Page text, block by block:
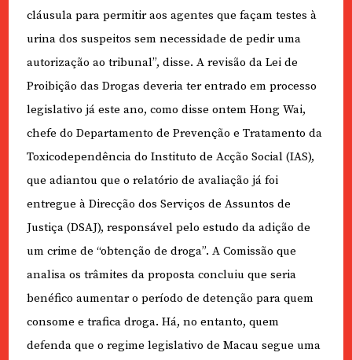
cláusula para permitir aos agentes que façam testes à
urina dos suspeitos sem necessidade de pedir uma
autorização ao tribunal”, disse. A revisão da Lei de
Proibição das Drogas deveria ter entrado em processo
legislativo já este ano, como disse ontem Hong Wai,
chefe do Departamento de Prevenção e Tratamento da
Toxicodependência do Instituto de Acção Social (IAS),
que adiantou que o relatório de avaliação já foi
entregue à Direcção dos Serviços de Assuntos de
Justiça (DSAJ), responsável pelo estudo da adição de
um crime de “obtenção de droga”. A Comissão que
analisa os trâmites da proposta concluiu que seria
benéfico aumentar o período de detenção para quem
consome e trafica droga. Há, no entanto, quem
defenda que o regime legislativo de Macau segue uma